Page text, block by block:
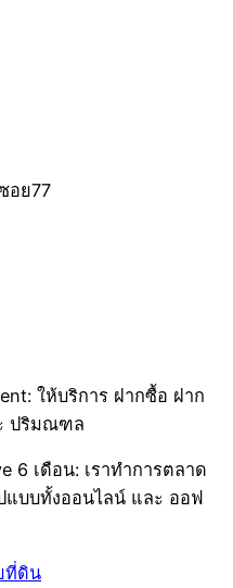
อย77
ให้บริการ ฝากซื้อ ฝาก
ปริมณฑล
6 เดือน: เราทำการตลาด
แบบทั้งออนไลน์ และ ออฟ
ที่ดิน